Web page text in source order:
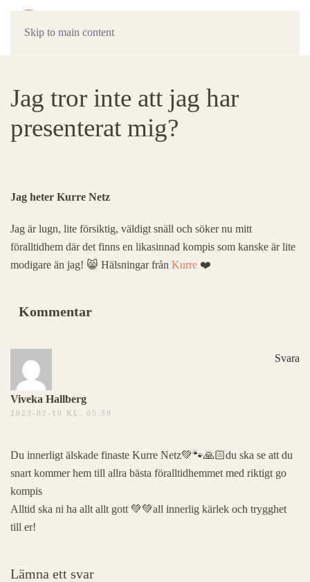
Skip to main content
Jag tror inte att jag har
presenterat mig?
Jag heter Kurre Netz
Jag är lugn, lite försiktig, väldigt snäll och söker nu mitt
föralltidhem där det finns en likasinnad kompis som kanske är lite
modigare än jag! 😸 Hälsningar från Kurre ❤️
Kommentar
Viveka Hallberg
2023-02-10 KL. 05:59
Svara
Du innerligt älskade finaste Kurre Netz💚🐾🙏🏻du ska se att du
snart kommer hem till allra bästa föralltidhemmet med riktigt go
kompis
Alltid ska ni ha allt allt gott 💚💚all innerlig kärlek och trygghet
till er!
Lämna ett svar